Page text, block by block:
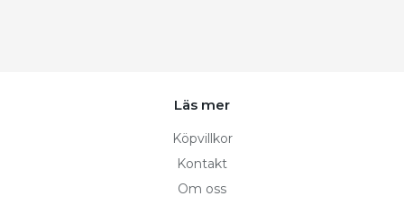
Läs mer
Köpvillkor
Kontakt
Om oss